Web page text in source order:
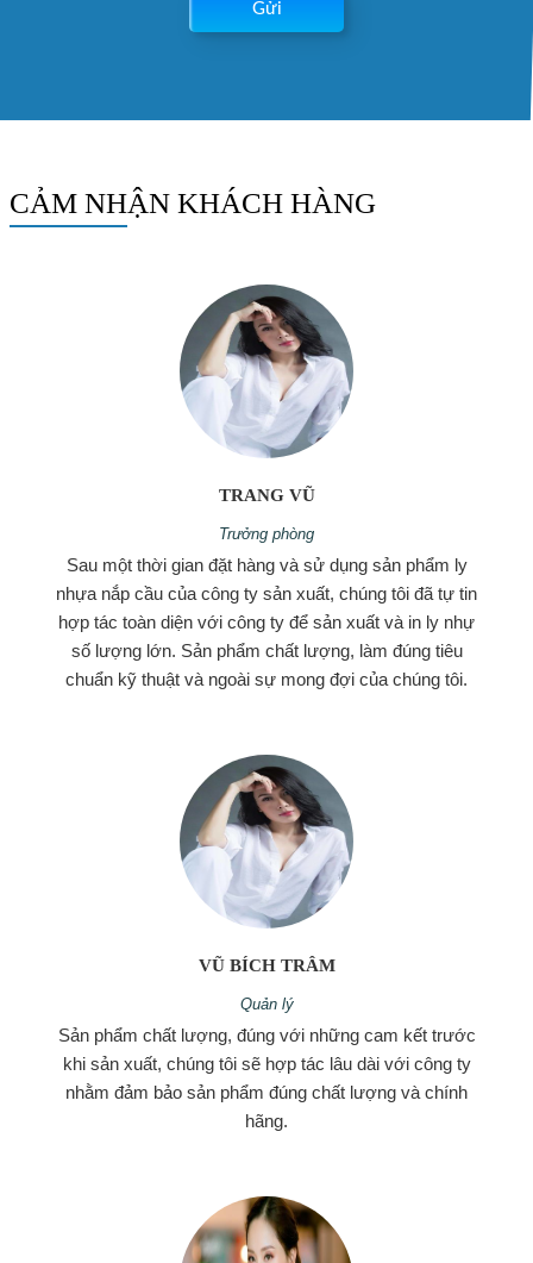
Gửi
CẢM NHẬN KHÁCH HÀNG
TRANG VŨ
Trưởng phòng
Sau một thời gian đặt hàng và sử dụng sản phẩm ly
nhựa nắp cầu của công ty sản xuất, chúng tôi đã tự tin
hợp tác toàn diện với công ty để sản xuất và in ly nhự
số lượng lớn. Sản phẩm chất lượng, làm đúng tiêu
chuẩn kỹ thuật và ngoài sự mong đợi của chúng tôi.
VŨ BÍCH TRÂM
Quản lý
Sản phẩm chất lượng, đúng với những cam kết trước
khi sản xuất, chúng tôi sẽ hợp tác lâu dài với công ty
nhằm đảm bảo sản phẩm đúng chất lượng và chính
hãng.